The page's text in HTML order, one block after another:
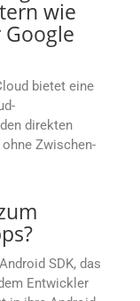
wie
Google
bietet eine
direkten
Zwischen-
SDK, das
Entwickler